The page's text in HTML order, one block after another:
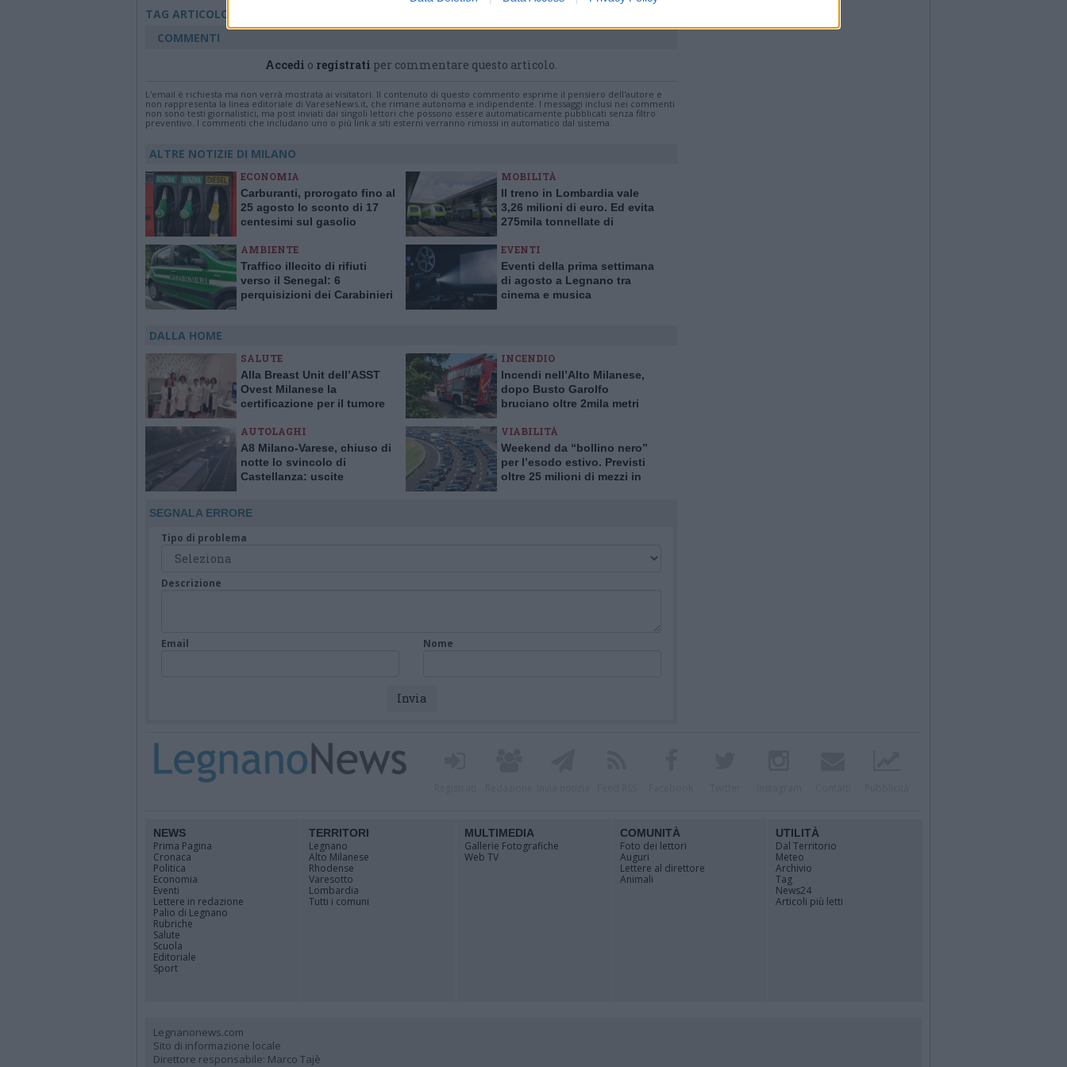
TAG ARTICOLO
COMMENTI
Accedi o registrati per commentare questo articolo.
L'email è richiesta ma non verrà mostrata ai visitatori. Il contenuto di questo commento esprime il pensiero dell'autore e
non rappresenta la linea editoriale di VareseNews.it, che rimane autonoma e indipendente. I messaggi inclusi nei commenti
non sono testi giornalistici, ma post inviati dai singoli lettori che possono essere automaticamente pubblicati senza filtro
preventivo. I commenti che includano uno o più link a siti esterni verranno rimossi in automatico dal sistema.
ALTRE NOTIZIE DI MILANO
ECONOMIA
Carburanti, prorogato fino al
25 agosto lo sconto di 17
centesimi sul gasolio
MOBILITÀ
Il treno in Lombardia vale
3,26 milioni di euro. Ed evita
275mila tonnellate di
AMBIENTE
Traffico illecito di rifiuti
verso il Senegal: 6
perquisizioni dei Carabinieri
EVENTI
Eventi della prima settimana
di agosto a Legnano tra
cinema e musica
DALLA HOME
SALUTE
Alla Breast Unit dell’ASST
Ovest Milanese la
certificazione per il tumore
Italia
INCENDIO
Incendi nell’Alto Milanese,
dopo Busto Garolfo
bruciano oltre 2mila metri
AUTOLAGHI
A8 Milano-Varese, chiuso di
notte lo svincolo di
Castellanza: uscite
VIABILITÀ
Weekend da “bollino nero”
per l’esodo estivo. Previsti
oltre 25 milioni di mezzi in
SEGNALA ERRORE
Tipo di problema
Descrizione
Email Nome
NEWS
Prima Pagina
Cronaca
Politica
Economia
Eventi
Lettere in redazione
Palio di Legnano
Rubriche
Salute
Scuola
Editoriale
Sport
TERRITORI
Legnano
Alto Milanese
Rhodense
Varesotto
Lombardia
Tutti i comuni
MULTIMEDIA
Gallerie Fotografiche
Web TV
COMUNITÀ
Foto dei lettori
Auguri
Lettere al direttore
Animali
UTILITÀ
Dal Territorio
Meteo
Archivio
Tag
News24
Articoli più letti
Legnanonews.com
Sito di informazione locale
Direttore responsabile: Marco Tajè